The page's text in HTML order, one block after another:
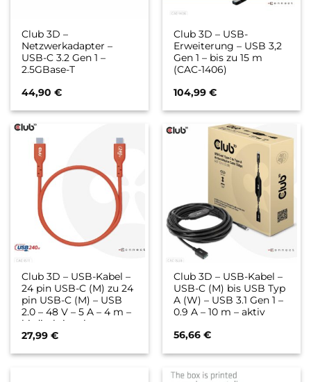
Club 3D –
Netzwerkadapter –
USB-C 3.2 Gen 1 –
2.5GBase-T
44,90€
Club 3D – USB-
Erweiterung – USB 3,2
Gen 1 – bis zu 15 m
(CAC-1406)
104,99€
Club 3D – USB-Kabel –
24 pin USB-C (M) zu 24
pin USB-C (M) – USB
2.0 – 48 V – 5 A – 4 m –
bi-direktional,
unterstützt bis zu 240
Spannungsversorgung,
27,99€
Club 3D – USB-Kabel –
USB-C (M) bis USB Typ
A (W) – USB 3.1 Gen 1 –
0.9 A – 10 m – aktiv
56,66€